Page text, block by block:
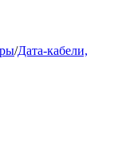
/Дата-кабели,